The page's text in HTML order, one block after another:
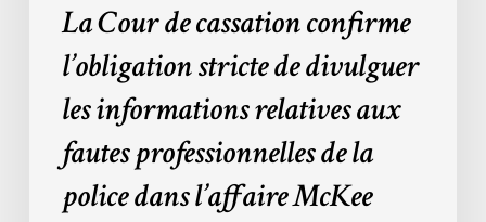
police
dans
McKee
La Cour de cassation confirme
l’obligation stricte de divulguer
les informations relatives aux
fautes professionnelles de la
police dans l’affaire McKee